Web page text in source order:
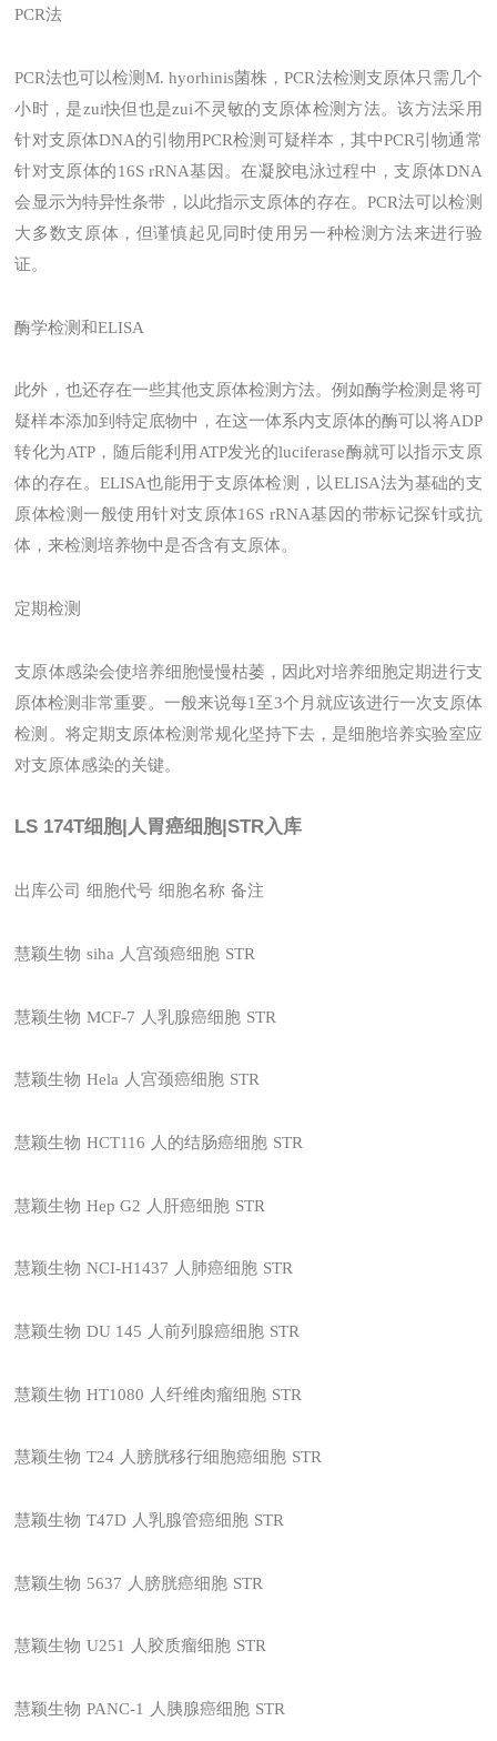
PCR法
PCR法也可以检测M. hyorhinis菌株，PCR法检测支原体只需几个
小时，是zui快但也是zui不灵敏的支原体检测方法。该方法采用
针对支原体DNA的引物用PCR检测可疑样本，其中PCR引物通常
针对支原体的16S rRNA基因。在凝胶电泳过程中，支原体DNA
会显示为特异性条带，以此指示支原体的存在。PCR法可以检测
大多数支原体，但谨慎起见同时使用另一种检测方法来进行验
证。
酶学检测和ELISA
此外，也还存在一些其他支原体检测方法。例如酶学检测是将可
疑样本添加到特定底物中，在这一体系内支原体的酶可以将ADP
转化为ATP，随后能利用ATP发光的luciferase酶就可以指示支原
体的存在。ELISA也能用于支原体检测，以ELISA法为基础的支
原体检测一般使用针对支原体16S rRNA基因的带标记探针或抗
体，来检测培养物中是否含有支原体。
定期检测
支原体感染会使培养细胞慢慢枯萎，因此对培养细胞定期进行支
原体检测非常重要。一般来说每1至3个月就应该进行一次支原体
检测。将定期支原体检测常规化坚持下去，是细胞培养实验室应
对支原体感染的关键。
LS 174T细胞|人胃癌细胞|STR入库
出库公司 细胞代号 细胞名称 备注
慧颖生物 siha 人宫颈癌细胞 STR
慧颖生物 MCF-7 人乳腺癌细胞 STR
慧颖生物 Hela 人宫颈癌细胞 STR
慧颖生物 HCT116 人的结肠癌细胞 STR
慧颖生物 Hep G2 人肝癌细胞 STR
慧颖生物 NCI-H1437 人肺癌细胞 STR
慧颖生物 DU 145 人前列腺癌细胞 STR
慧颖生物 HT1080 人纤维肉瘤细胞 STR
慧颖生物 T24 人膀胱移行细胞癌细胞 STR
慧颖生物 T47D 人乳腺管癌细胞 STR
慧颖生物 5637 人膀胱癌细胞 STR
慧颖生物 U251 人胶质瘤细胞 STR
慧颖生物 PANC-1 人胰腺癌细胞 STR